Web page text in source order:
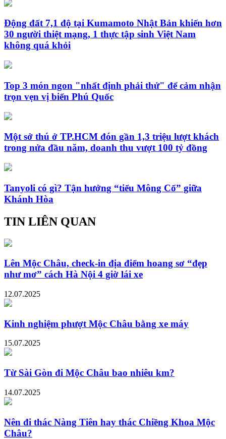
Động đất 7,1 độ tại Kumamoto Nhật Bản khiến hơn
30 người thiệt mạng, 1 thực tập sinh Việt Nam
không quá khỏi
Top 3 món ngon "nhất định phải thử" để cảm nhận
trọn vẹn vị biển Phú Quốc
Một sở thú ở TP.HCM đón gần 1,3 triệu lượt khách
trong nửa đầu năm, doanh thu vượt 100 tỷ đồng
Tanyoli có gì? Tận hưởng “tiểu Mông Cổ” giữa
Khánh Hòa
TIN LIÊN QUAN
Lên Mộc Châu, check-in địa điểm hoang sơ “đẹp
như mơ” cách Hà Nội 4 giờ lái xe
12.07.2025
Kinh nghiệm phượt Mộc Châu bằng xe máy
15.07.2025
Từ Sài Gòn đi Mộc Châu bao nhiêu km?
14.07.2025
Nên đi thác Nàng Tiên hay thác Chiềng Khoa Mộc
Châu?